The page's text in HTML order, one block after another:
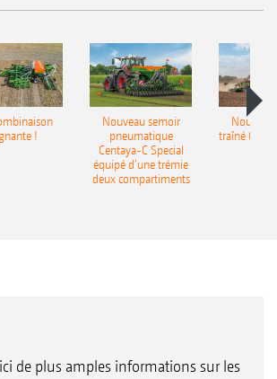
!
Nouveau semoir
pneumatique
Centaya-C Special
équipé d’une trémie
deux compartiments
traîné
de plus amples informations sur les